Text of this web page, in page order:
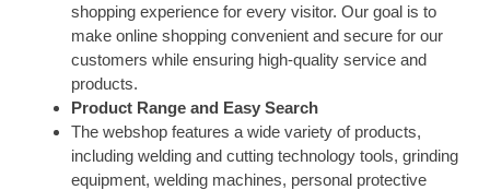
shopping experience for every visitor. Our goal is to
make online shopping convenient and secure for our
customers while ensuring high-quality service and
products.
Product Range and Easy Search
The webshop features a wide variety of products,
including welding and cutting technology tools, grinding
equipment, welding machines, personal protective